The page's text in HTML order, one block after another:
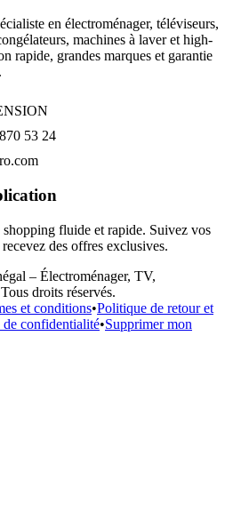
en électroménager, téléviseurs,
machines à laver et high-
rapide, grandes marques et garantie
53 24
fluide et rapide. Suivez vos
des offres exclusives.
– Électroménager, TV,
droits réservés.
et conditions•Politique de retour et
confidentialité•Supprimer mon